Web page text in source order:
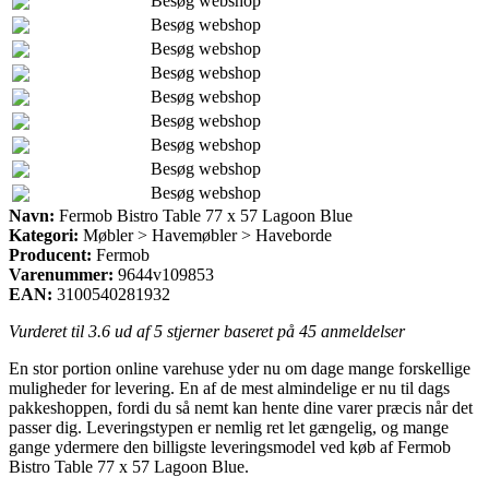
Besøg webshop
Besøg webshop
Besøg webshop
Besøg webshop
Besøg webshop
Besøg webshop
Besøg webshop
Besøg webshop
Navn: Fermob Bistro Table 77 x 57 Lagoon Blue
Kategori: Møbler > Havemøbler > Haveborde
Producent: Fermob
Varenummer: 9644v109853
EAN: 3100540281932
Vurderet til 3.6 ud af 5 stjerner baseret på 45 anmeldelser
En stor portion online varehuse yder nu om dage mange forskellige
muligheder for levering. En af de mest almindelige er nu til dags
pakkeshoppen, fordi du så nemt kan hente dine varer præcis når det
passer dig. Leveringstypen er nemlig ret let gængelig, og mange
gange ydermere den billigste leveringsmodel ved køb af Fermob
Bistro Table 77 x 57 Lagoon Blue.